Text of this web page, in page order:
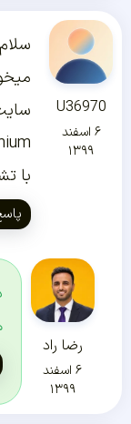
U36970
۶ اسفند
۱۳۹۹
سلام
با
رضا راد
۶ اسفند
۱۳۹۹